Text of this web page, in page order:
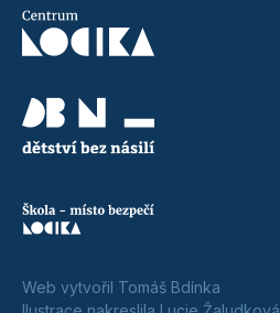
Web vytvořil Tomáš Bdínka